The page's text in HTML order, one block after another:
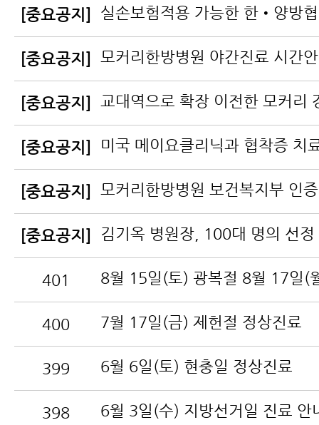
[중요공지]
[중요공지] 모커리한방병원 야간진료 시간
[중요공지]
[중요공지]
[중요공지]
[중요공지] 김기옥 병원장, 100대 명의 선정
401
400 7월 17일(금) 제헌절 정상진료
399 6월 6일(토) 현충일 정상진료
398 6월 3일(수) 지방선거일 진료 안